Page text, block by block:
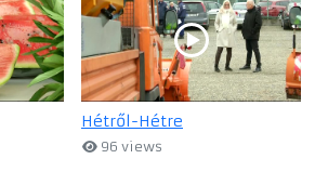
Hétről-Hétre
96 views